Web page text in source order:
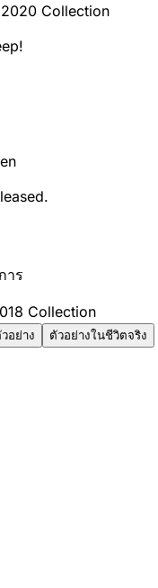
Collection
าร
Collection
อย่าง ตัวอย่างในชีวิตจริง